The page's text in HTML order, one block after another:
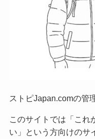
ストピJapan.comの管
このサイトでは「これ
い」という方向けのサ